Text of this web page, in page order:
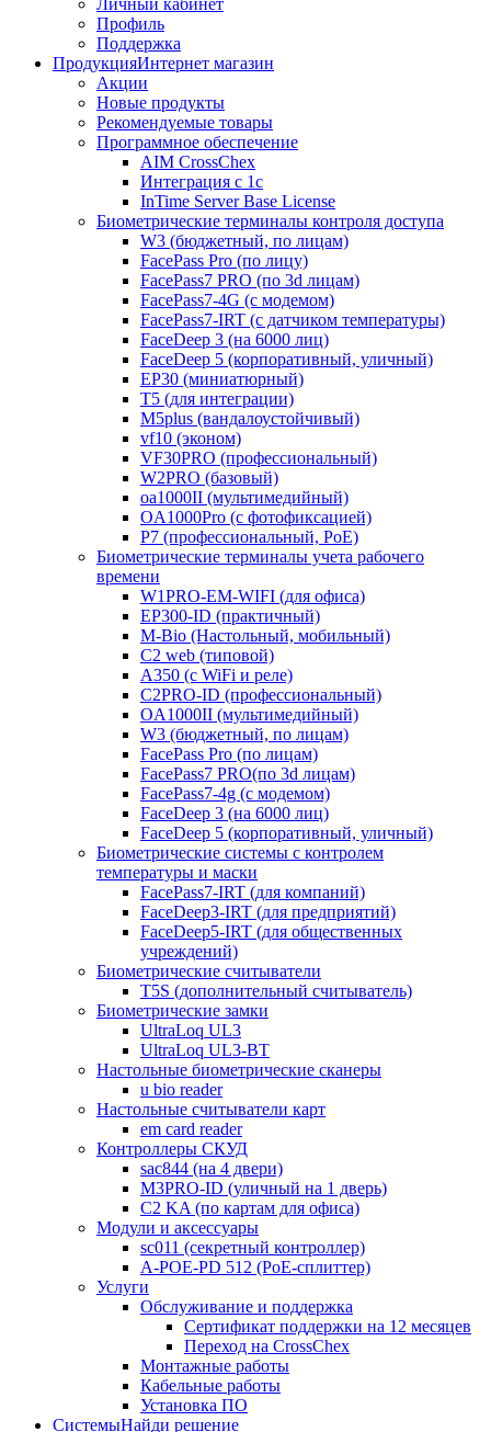
Личный кабинет
Профиль
Поддержка
ПродукцияИнтернет магазин
Акции
Новые продукты
Рекомендуемые товары
Программное обеспечение
AIM CrossChex
Интеграция с 1с
InTime Server Base License
Биометрические терминалы контроля доступа
W3 (бюджетный, по лицам)
FacePass Pro (по лицу)
FacePass7 PRO (по 3d лицам)
FacePass7-4G (с модемом)
FacePass7-IRT (с датчиком температуры)
FaceDeep 3 (на 6000 лиц)
FaceDeep 5 (корпоративный, уличный)
EP30 (миниатюрный)
T5 (для интеграции)
M5plus (вандалоустойчивый)
vf10 (эконом)
VF30PRO (профессиональный)
W2PRO (базовый)
oa1000II (мультимедийный)
OA1000Pro (с фотофиксацией)
P7 (профессиональный, PoE)
Биометрические терминалы учета рабочего
времени
W1PRO-EM-WIFI (для офиса)
EP300-ID (практичный)
M-Bio (Настольный, мобильный)
С2 web (типовой)
A350 (с WiFi и реле)
C2PRO-ID (профессиональный)
OA1000II (мультимедийный)
W3 (бюджетный, по лицам)
FacePass Pro (по лицам)
FacePass7 PRO(по 3d лицам)
FacePass7-4g (с модемом)
FaceDeep 3 (на 6000 лиц)
FaceDeep 5 (корпоративный, уличный)
Биометрические системы с контролем
температуры и маски
FacePass7-IRT (для компаний)
FaceDeep3-IRT (для предприятий)
FaceDeep5-IRT (для общественных
учреждений)
Биометрические считыватели
T5S (дополнительный считыватель)
Биометрические замки
UltraLoq UL3
UltraLoq UL3-BT
Настольные биометрические сканеры
u bio reader
Настольные считыватели карт
em card reader
Контроллеры СКУД
sac844 (на 4 двери)
M3PRO-ID (уличный на 1 дверь)
C2 KA (по картам для офиса)
Модули и аксессуары
sc011 (секретный контроллер)
A-POE-PD 512 (PoE-сплиттер)
Услуги
Обслуживание и поддержка
Сертификат поддержки на 12 месяцев
Переход на CrossChex
Монтажные работы
Кабельные работы
Установка ПО
СистемыНайди решение